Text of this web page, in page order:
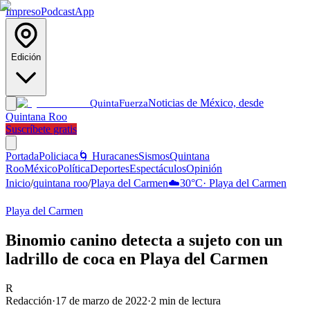
ImpresoPodcastApp
Edición
QuintaFuerzaNoticias de México, desde
Quintana Roo
Suscríbete gratis
PortadaPoliciaca 🌀 HuracanesSismosQuintana
RooMéxicoPolíticaDeportesEspectáculosOpinión
Inicio/quintana roo/Playa del Carmen☁️30°C· Playa del Carmen
Playa del Carmen
Binomio canino detecta a sujeto con un
ladrillo de coca en Playa del Carmen
R
Redacción·17 de marzo de 2022·2 min de lectura